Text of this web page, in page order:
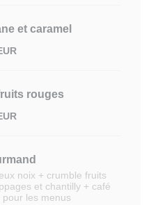
et caramel
rouges
noix + crumble fruits
et chantilly + café
les menus